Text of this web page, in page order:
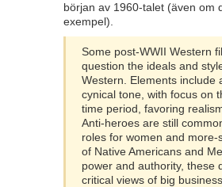
början av 1960-talet (även om
exempel).
Some post-WWII Western
question the ideals and
Western. Elements include
cynical tone, with focus on
time period, favoring
Anti-heroes are still
roles for women and
of Native Americans and
power and authority, these
critical views of big